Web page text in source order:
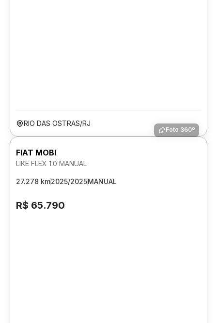
RIO DAS OSTRAS/RJ
Foto 360º
FIAT MOBI
LIKE FLEX 1.0 MANUAL
27.278 km2025/2025MANUAL
R$ 65.790